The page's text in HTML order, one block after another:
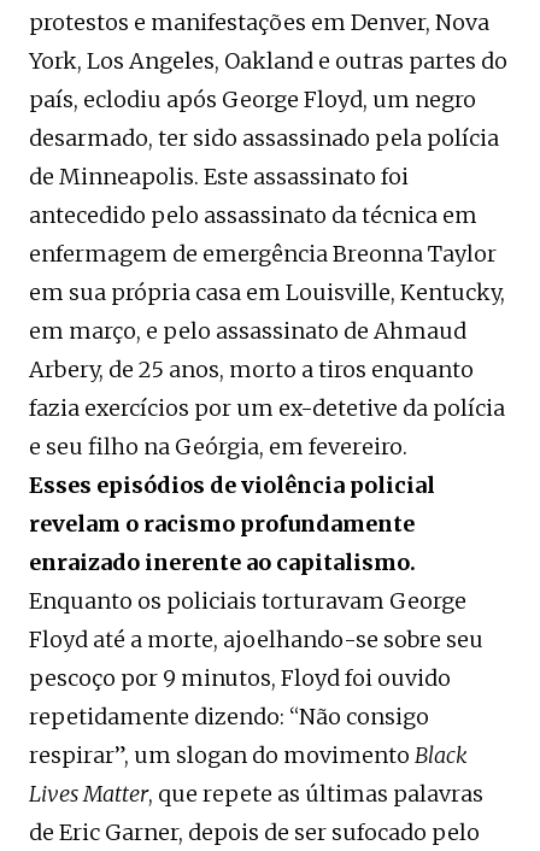
protestos e manifestações em Denver, Nova
York, Los Angeles, Oakland e outras partes do
país, eclodiu após George Floyd, um negro
desarmado, ter sido assassinado pela polícia
de Minneapolis. Este assassinato foi
antecedido pelo assassinato da técnica em
enfermagem de emergência Breonna Taylor
em sua própria casa em Louisville, Kentucky,
em março, e pelo assassinato de Ahmaud
Arbery, de 25 anos, morto a tiros enquanto
fazia exercícios por um ex-detetive da polícia
e seu filho na Geórgia, em fevereiro.
Esses episódios de violência policial
revelam o racismo profundamente
enraizado inerente ao capitalismo.
Enquanto os policiais torturavam George
Floyd até a morte, ajoelhando-se sobre seu
pescoço por 9 minutos, Floyd foi ouvido
repetidamente dizendo: “Não consigo
respirar”, um slogan do movimento Black
Lives Matter, que repete as últimas palavras
de Eric Garner, depois de ser sufocado pelo